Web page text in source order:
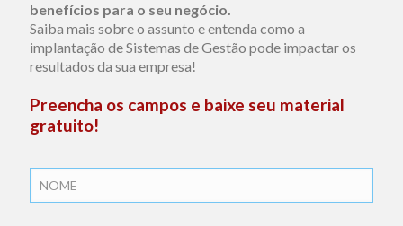
benefícios para o seu negócio.
Saiba mais sobre o assunto e entenda como a
implantação de Sistemas de Gestão pode impactar os
resultados da sua empresa!
Preencha os campos e baixe seu material
gratuito!